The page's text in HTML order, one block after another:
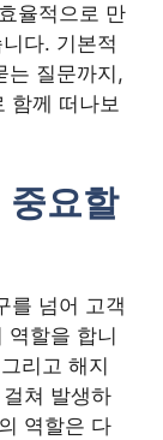
율적으로 만
다. 기본적
는 질문까지,
함께 떠나보
중요할
를 넘어 고객
역할을 합니
리고 해지
쳐 발생하
역할은 다